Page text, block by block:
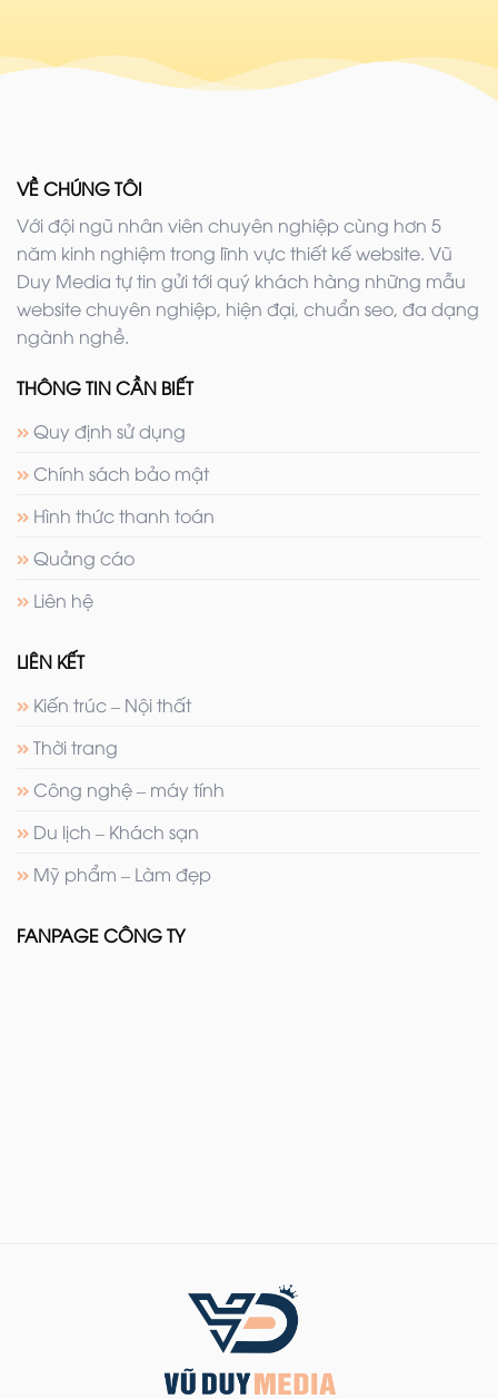
VỀ CHÚNG TÔI
Với đội ngũ nhân viên chuyên nghiệp cùng hơn 5
năm kinh nghiệm trong lĩnh vực thiết kế website. Vũ
Duy Media tự tin gửi tới quý khách hàng những mẫu
website chuyên nghiệp, hiện đại, chuẩn seo, đa dạng
ngành nghề.
THÔNG TIN CẦN BIẾT
Quy định sử dụng
Chính sách bảo mật
Hình thức thanh toán
Quảng cáo
Liên hệ
LIÊN KẾT
Kiến trúc – Nội thất
Thời trang
Công nghệ – máy tính
Du lịch – Khách sạn
Mỹ phẩm – Làm đẹp
FANPAGE CÔNG TY